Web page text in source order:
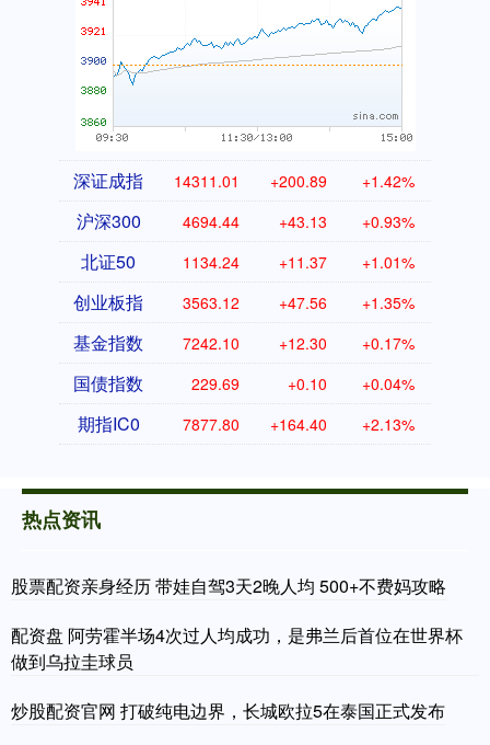
深证成指 14311.01 +200.89 +1.42%
沪深300 4694.44 +43.13 +0.93%
北证50 1134.24 +11.37 +1.01%
创业板指 3563.12 +47.56 +1.35%
基金指数 7242.10 +12.30 +0.17%
国债指数 229.69 +0.10 +0.04%
期指IC0 7877.80 +164.40 +2.13%
热点资讯
股票配资亲身经历 带娃自驾3天2晚人均 500+不费妈攻略
配资盘 阿劳霍半场4次过人均成功，是弗兰后首位在世界杯
做到乌拉圭球员
炒股配资官网 打破纯电边界，长城欧拉5在泰国正式发布